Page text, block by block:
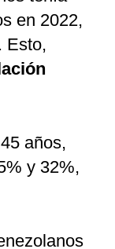
en 2022,
Esto,
años,
y 32%,